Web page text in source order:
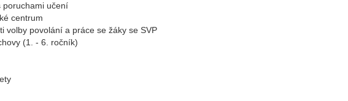
poruchami učení
centrum
volby povolání a práce se žáky se SVP
(1. - 6. ročník)